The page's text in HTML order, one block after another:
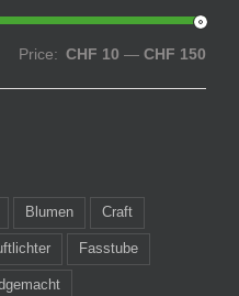
Price: CHF 10 — CHF 150
Blumen Craft
Fasstube